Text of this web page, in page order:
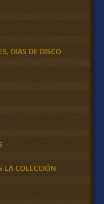
DIAS DE DISCO
LA COLECCIÓN